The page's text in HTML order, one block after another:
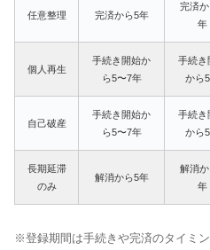
任意整理 完済から5年
完済
年
個人再生
手続き開始か
ら5〜7年
手続き
から
自己破産
手続き開始か
ら5〜7年
手続き
から
長期延滞
のみ
解消から5年
解消
年
※登録期間は手続きや完済のタイミ